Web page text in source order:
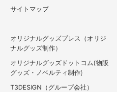
サイトマップ
オリジナルグッズプレス（オリジ
ナルグッズ制作）
オリジナルグッズドットコム(物販
グッズ・ノベルティ制作)
T3DESIGN（グループ会社）